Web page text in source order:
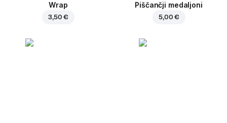
Wrap
3,50 €
Piščančji medaljoni
5,00 €